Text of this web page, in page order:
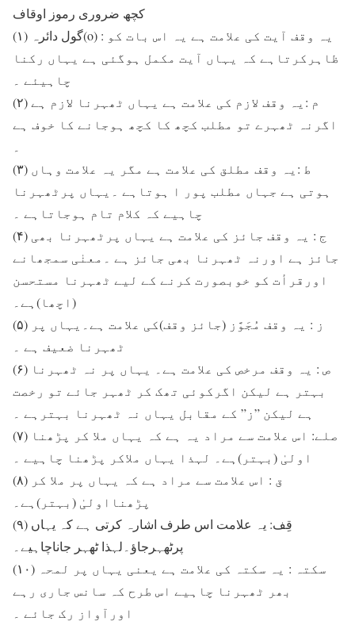
کچھ ضروری رموز اوقاف
(۱) گول دائرہ(o) : یہ وقف آیت کی علامت ہے یہ اس بات کو
ظاہرکرتاہے کہ یہاں آیت مکمل ہوگئی ہے یہاں رکنا
چاہیئے ۔
(۲) م :یہ وقف لازم کی علامت ہے یہاں ٹھہرنا لازم ہے
اگرنہ ٹھہرے تو مطلب کچھ کا کچھ ہوجانے کا خوف ہے
(۳) ط :یہ وقف مطلق کی علامت ہے مگر یہ علامت وہاں
ہوتی ہے جہاں مطلب پور ا ہوتاہے ۔یہاں پرٹھہرنا
چاہیے کہ کلام تام ہوجاتاہے ۔
(۴) ج : یہ وقف جائز کی علامت ہے یہاں پرٹھہرنا بھی
جائز ہے اورنہ ٹھہرنا بھی جائز ہے ۔معنٰی سمجھانے
اورقرأت کو خوبصورت کرنے کے لیے ٹھہرنا مستحسن
(اچھا)ہے۔
(۵) ز : یہ وقف مُجَوَّز (جائز وقف)کی علامت ہے۔یہاں پر
ٹھہرنا ضعیف ہے ۔
(۶) ص : یہ وقف مرخص کی علامت ہے۔ یہاں پر نہ ٹھہرنا
بہتر ہے لیکن اگرکوئی تھک کر ٹھہر جائے تو رخصت
ہے لیکن ”ز” کے مقابل یہاں نہ ٹھہرنا بہترہے ۔
(۷) صلے: اس علامت سے مراد یہ ہے کہ یہاں ملا کر پڑھنا
اولیٰ (بہتر)ہے۔ لہذا یہاں ملاکر پڑھنا چاہیے ۔
(۸) ق : اس علامت سے مراد ہے کہ یہاں پر ملا کر
پڑھنااولیٰ (بہتر)ہے۔
(۹) قِف: یہ علامت اس طرف اشارہ کرتی ہے کہ یہاں
پرٹھہرجاؤ۔لہذا ٹھہر جاناچاہیے۔
(۱۰) سکتہ : یہ سکتہ کی علامت ہے یعنی یہاں پر لمحہ
بھر ٹھہرنا چاہیے اس طرح کہ سانس جاری رہے
اورآواز رک جائے ۔